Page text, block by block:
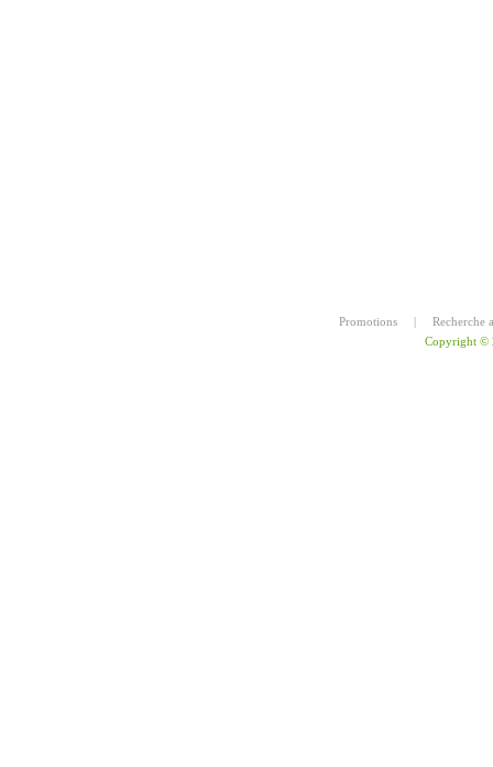
Promotions |
Recherche
Copyright ©